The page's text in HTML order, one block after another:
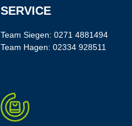
SERVICE
Team Siegen: 0271 4881494
Team Hagen: 02334 928511